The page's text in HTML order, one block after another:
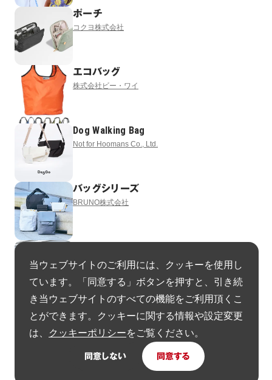
ポーチ
コクヨ株式会社
エコバッグ
株式会社ビー・ワイ
Dog Walking Bag
Not for Hoomans Co., Ltd.
バッグシリーズ
BRUNO株式会社
BRUNO株式会社
Dell Pro Premium EcoLoop Series
Dell Technologies
ヘルメットインナー
当ウェブサイトのご利用には、クッキーを使用し
ています。「同意する」ボタンを押すと、引き続
き当ウェブサイトのすべての機能をご利用頂くこ
とができます。クッキーに関する情報や設定変更
は、
クッキーポリシーをご覧ください。
同意しない 同意する